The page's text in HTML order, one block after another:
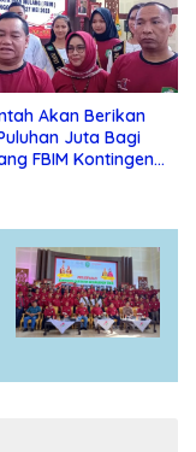
Akan Berikan
Juta Bagi
FBIM Kontingen